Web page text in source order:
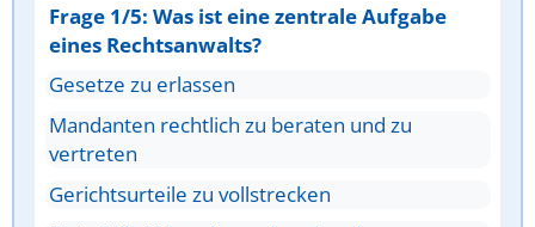
Frage 1/5: Was ist eine zentrale Aufgabe
eines Rechtsanwalts?
Gesetze zu erlassen
Mandanten rechtlich zu beraten und zu
vertreten
Gerichtsurteile zu vollstrecken